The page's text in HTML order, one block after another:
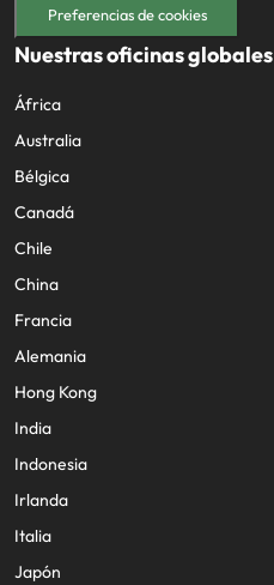
Preferencias de cookies
Nuestras oficinas globales
África
Australia
Bélgica
Canadá
Chile
China
Francia
Alemania
Hong Kong
India
Indonesia
Irlanda
Italia
Japón